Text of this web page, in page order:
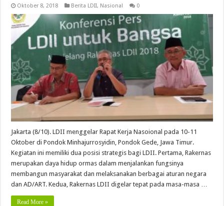
Oktober 8, 2018 Berita LDII, Nasional 0
Jakarta (8/10). LDII menggelar Rapat Kerja Nasoional pada 10-11
Oktober di Pondok Minhajurrosyidin, Pondok Gede, Jawa Timur.
Kegiatan ini memiliki dua posisi strategis bagi LDII. Pertama, Rakernas
merupakan daya hidup ormas dalam menjalankan fungsinya
membangun masyarakat dan melaksanakan berbagai aturan negara
dan AD/ART. Kedua, Rakernas LDII digelar tepat pada masa-masa …
Read More »